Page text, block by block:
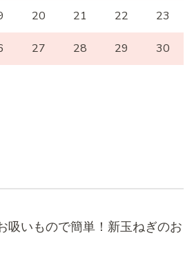
20 21 22 23
27 28 29 30
吸いもので簡単！新玉ねぎのお